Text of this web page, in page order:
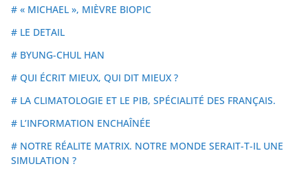
# « MICHAEL », MIÈVRE BIOPIC
# LE DETAIL
# BYUNG-CHUL HAN
# QUI ÉCRIT MIEUX, QUI DIT MIEUX ?
# LA CLIMATOLOGIE ET LE PIB, SPÉCIALITÉ DES FRANÇAIS.
# L’INFORMATION ENCHAÎNÉE
# NOTRE RÉALITE MATRIX. NOTRE MONDE SERAIT-T-IL UNE
SIMULATION ?